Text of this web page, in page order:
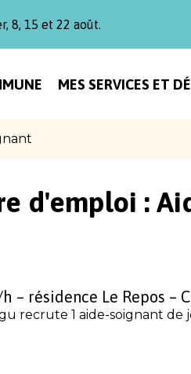
8, 15 et 22 août.
MES SERVICES ET
d'emploi :
résidence Le Repos –
recrute 1 aide-soignant de